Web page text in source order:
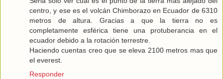
centro, y ese es el volcán Chimborazo en Ecuador de 6310
metros de altura. Gracias a que la tierra no es
completamente esférica tiene una protuberancia en el
ecuador debido a la rotación terrestre.
Haciendo cuentas creo que se eleva 2100 metros mas que
el everest.
Responder